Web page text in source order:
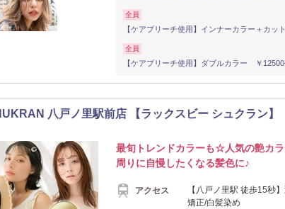
全員
【ケアブリーチ使用】インナーカラー＋カ
全員
【ケアブリーチ使用】ダブルカラー ￥
八戸ノ里駅前店 【ラックスビー シュクラン】
最旬トレンドカラーも☆人気の艶カ
周りに自慢したくなる髪色に♪
アクセス
【八戸ノ里駅 徒歩15秒
矯正/白髪染め